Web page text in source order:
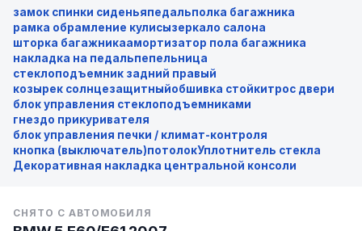
замок спинки сиденьяпедальполка багажника
рамка обрамление кулисызеркало салона
шторка багажникаамортизатор пола багажника
накладка на педальпепельница
стеклоподъемник задний правый
козырек солнцезащитныйобшивка стойкитрос двери
блок управления стеклоподъемниками
гнездо прикуривателя
блок управления печки / климат-контроля
кнопка (выключатель)потолокУплотнитель стекла
Декоративная накладка центральной консоли
СНЯТО С АВТОМОБИЛЯ